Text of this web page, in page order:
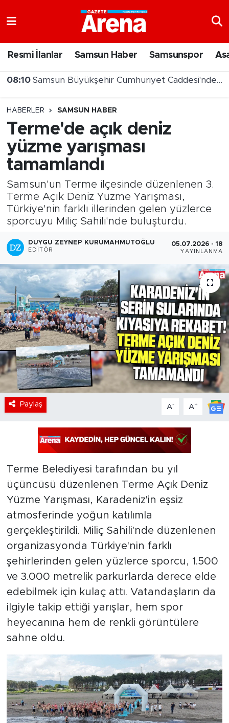
Resmi İlanlar Samsun Haber Samsunspor
08:00 Lovelet AVM yönetimi gazetearena.com'a konuştu
HABERLER SAMSUN HABER
Terme'de açık deniz
yüzme yarışması
tamamlandı
Samsun'un Terme ilçesinde düzenlenen 3.
Terme Açık Deniz Yüzme Yarışması,
Türkiye'nin farklı illerinden gelen yüzlerce
sporcuyu Miliç Sahili'nde buluşturdu.
DUYGU ZEYNEP KURUMAHMUTOĞLU
EDITÖR
05.07.2026 -
YAYINLANMA
Paylaş A- A+
Terme Belediyesi tarafından bu yıl
üçüncüsü düzenlenen Terme Açık Deniz
Yüzme Yarışması, Karadeniz'in eşsiz
atmosferinde yoğun katılımla
gerçekleştirildi. Miliç Sahili'nde düzenlenen
organizasyonda Türkiye'nin farklı
şehirlerinden gelen yüzlerce sporcu, 1.500
ve 3.000 metrelik parkurlarda derece elde
edebilmek için kulaç attı. Vatandaşların da
ilgiyle takip ettiği yarışlar, hem spor
heyecanına hem de renkli görüntülere
sahne oldu.
Süper Lig Puan Durumu ve Fikstür
Tüm Manşetler
Son Dakika Haberleri
Haber Arşivi